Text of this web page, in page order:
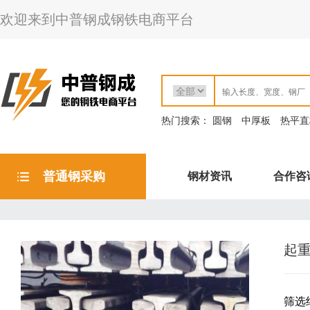
欢迎来到中普钢成钢铁电商平台
热门搜索： 圆钢 中厚板 热平
普通钢采购 钢材资讯 合作咨
起
筛选